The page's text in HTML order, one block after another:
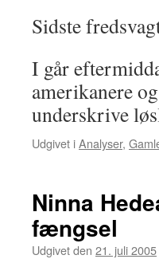
Sidste
I går
amerikanere
underskrive
Udgivet iAnalyser,
Ninna
fængsel
Udgivet den 21. juli 2005